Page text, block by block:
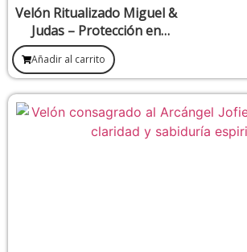
Velón Ritualizado Miguel &
Judas – Protección en
situaciones desesperadas
Añadir al carrito